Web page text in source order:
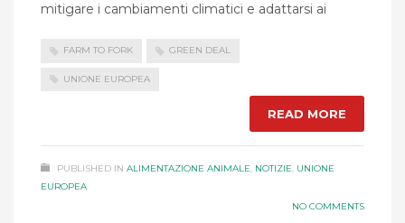
mitigare i cambiamenti climatici e adattarsi ai
FARM TO FORK GREEN DEAL
UNIONE EUROPEA
READ MORE
PUBLISHED IN ALIMENTAZIONE ANIMALE, NOTIZIE, UNIONE
EUROPEA
NO COMMENTS